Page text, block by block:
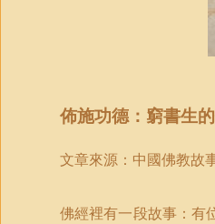
佈施功德： 窮書生
文章來源：中國佛教故
佛經裡有一段故事：有